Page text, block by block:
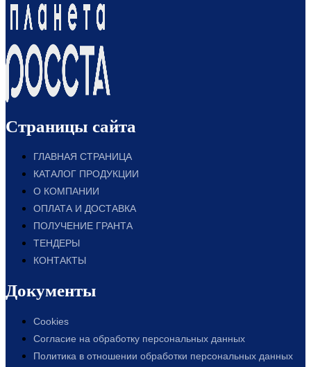
Страницы сайта
ГЛАВНАЯ СТРАНИЦА
КАТАЛОГ ПРОДУКЦИИ
О КОМПАНИИ
ОПЛАТА И ДОСТАВКА
ПОЛУЧЕНИЕ ГРАНТА
ТЕНДЕРЫ
КОНТАКТЫ
Документы
Cookies
Согласие на обработку персональных данных
Политика в отношении обработки персональных данных